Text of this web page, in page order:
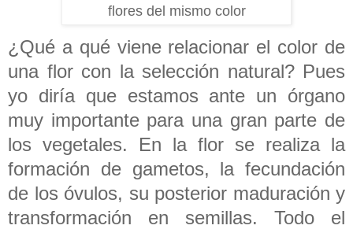
flores del mismo color
¿Qué a qué viene relacionar el color de
una flor con la selección natural? Pues
yo diría que estamos ante un órgano
muy importante para una gran parte de
los vegetales. En la flor se realiza la
formación de gametos, la fecundación
de los óvulos, su posterior maduración y
transformación en semillas. Todo el